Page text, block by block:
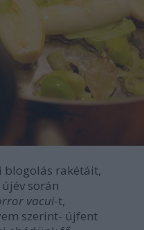
blogolás rakétáit,
során
vacui-t,
szerint- újfent